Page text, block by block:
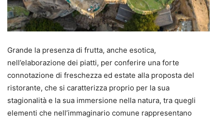
Grande la presenza di frutta, anche esotica,
nell’elaborazione dei piatti, per conferire una forte
connotazione di freschezza ed estate alla proposta del
ristorante, che si caratterizza proprio per la sua
stagionalità e la sua immersione nella natura, tra quegli
elementi che nell’immaginario comune rappresentano